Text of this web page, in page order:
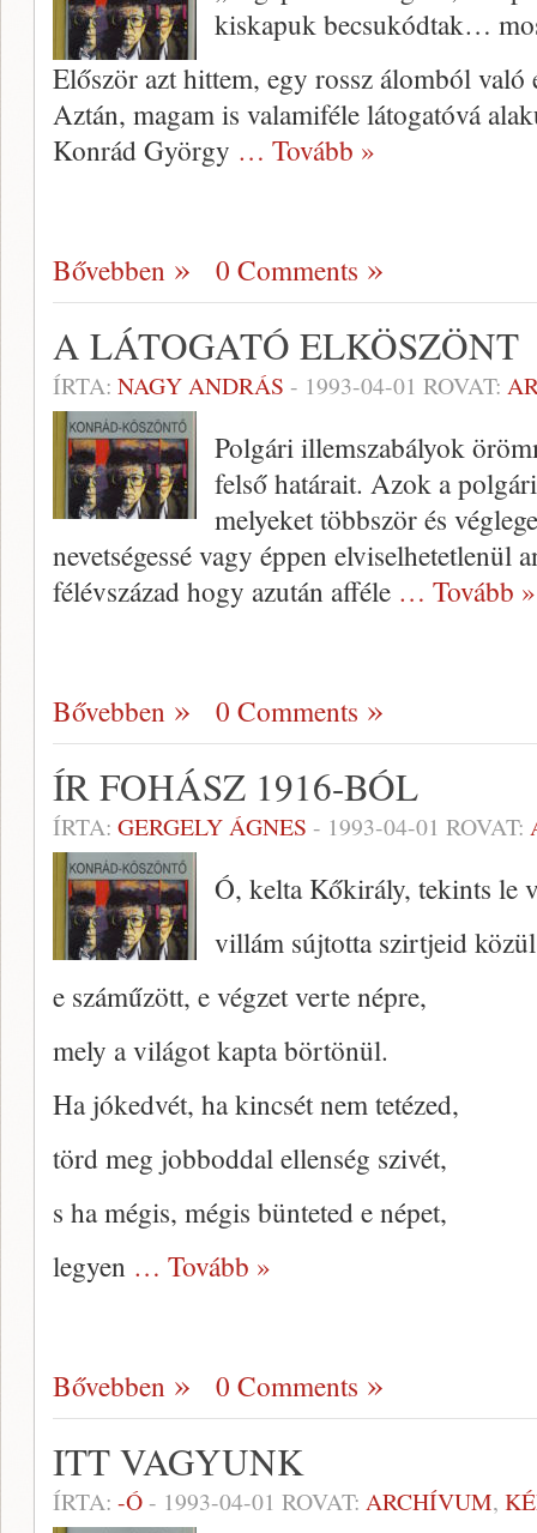
kiskapuk becsukódtak…
Először azt hittem, egy rossz álomból való
Aztán, magam is valamiféle látogatóvá
Konrád György … Tovább »
Bővebben 0 Comments
A LÁTOGATÓ ELKÖSZÖNT
ÍRTA: NAGY ANDRÁS - 1993-04-01 ROVAT:
Polgári illemszabályok
felső határait. Azok a
melyeket többször és
nevetségessé vagy éppen elviselhetetlenül
félévszázad hogy azután afféle … Tovább »
Bővebben 0 Comments
ÍR FOHÁSZ 1916-BÓL
ÍRTA: GERGELY ÁGNES - 1993-04-01 ROVAT:
Ó, kelta Kőkirály, tekints le
villám sújtotta szirtjeid közül
e száműzött, e végzet verte népre,
mely a világot kapta börtönül.
Ha jókedvét, ha kincsét nem tetézed,
törd meg jobboddal ellenség szivét,
s ha mégis, mégis bünteted e népet,
legyen … Tovább »
Bővebben 0 Comments
ITT VAGYUNK
ÍRTA: -Ó- 1993-04-01 ROVAT: ARCHÍVUM,